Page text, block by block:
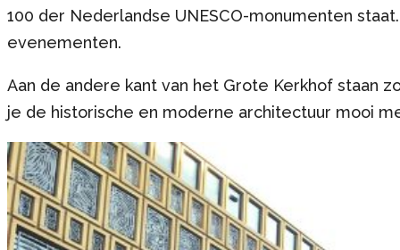
100 der Nederlandse UNESCO-monumenten
evenementen.
Aan de andere kant van het Grote Kerkhof staan
je de historische en moderne architectuur mooi